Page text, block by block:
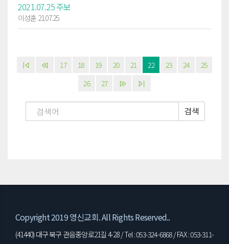
2021.07.25 주보
이성훈 21.07.25
17 18 19 20 21 22 23 24
25
26
27
검색
Copyright 2019 영신교회. All Rights Reserved..
(41440) 대구 북구 관음중앙로21길 4-28 / Tel : 053-324-6868 / FAX : 053-311-